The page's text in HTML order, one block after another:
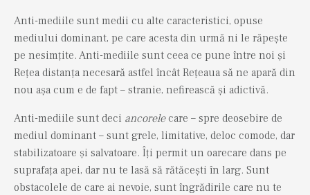
Anti-mediile sunt medii cu alte caracteristici, opuse
mediului dominant, pe care acesta din urmă ni le răpește
pe nesimțite. Anti-mediile sunt ceea ce pune între noi și
Rețea distanța necesară astfel încât Rețeaua să ne apară din
nou așa cum e de fapt – stranie, nefirească și adictivă.
Anti-mediile sunt deci ancorelecare – spre deosebire de
mediul dominant – sunt grele, limitative, deloc comode, dar
stabilizatoare și salvatoare. Îți permit un oarecare dans pe
suprafața apei, dar nu te lasă să rătăcești în larg. Sunt
obstacolele de care ai nevoie, sunt îngrădirile care nu te